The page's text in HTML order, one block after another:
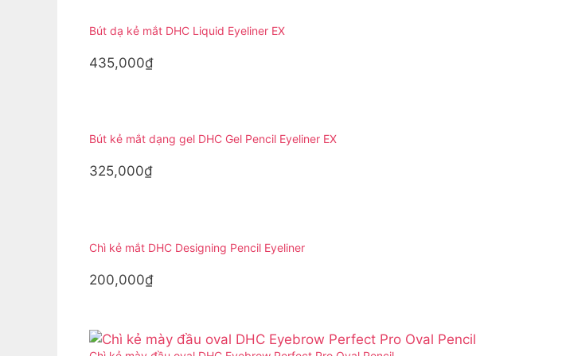
Bút dạ kẻ mắt DHC Liquid Eyeliner EX
435,000₫
Bút kẻ mắt dạng gel DHC Gel Pencil Eyeliner EX
325,000₫
Chì kẻ mắt DHC Designing Pencil Eyeliner
200,000₫